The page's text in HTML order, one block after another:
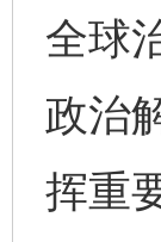
全球
政治
挥重